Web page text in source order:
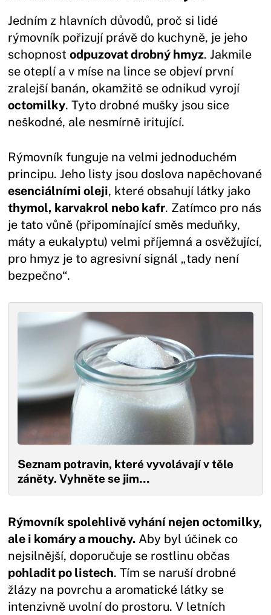
Jedním z hlavních důvodů, proč si lidé
rýmovník pořizují právě do kuchyně, je jeho
schopnostodpuzovat drobný hmyz. Jakmile
se oteplí a v míse na lince se objeví první
zralejší banán, okamžitě se odnikud vyrojí
octomilky. Tyto drobné mušky jsou sice
neškodné, ale nesmírně iritující.
Rýmovník funguje na velmi jednoduchém
principu. Jeho listy jsou doslova napěchované
esenciálními oleji, které obsahují látky jako
thymol, karvakrol nebo kafr. Zatímco pro nás
je tato vůně (připomínající směs meduňky,
máty a eukalyptu) velmi příjemná a osvěžující,
pro hmyz je to agresivní signál „tady není
bezpečno“.
Seznam potravin, které vyvolávají v těle
záněty. Vyhněte se jim…
Rýmovník spolehlivě vyhání nejen octomilky,
ale i komáry a mouchy. Aby byl účinek co
nejsilnější, doporučuje se rostlinu občas
pohladit po listech. Tím se naruší drobné
žlázy na povrchu a aromatické látky se
intenzivně uvolní do prostoru. V letních